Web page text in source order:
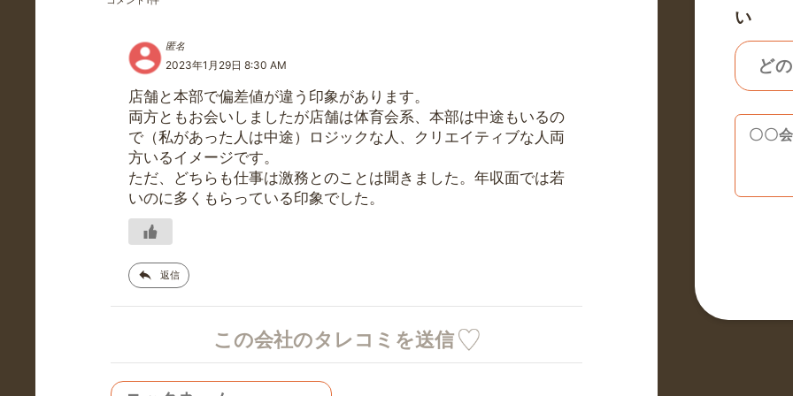
匿名
2023年1月29日 8:30 AM
店舗と本部で偏差値が違う印象があります。
両方ともお会いしましたが店舗は体育会系、本部は中途もいるの
で（私があった人は中途）ロジックな人、クリエイティブな人両
方いるイメージです。
ただ、どちらも仕事は激務とのことは聞きました。年収面では若
いのに多くもらっている印象でした。
返信
この会社のタレコミを送信
い